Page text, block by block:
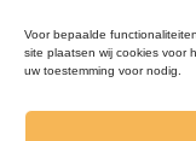
Voor bepaalde
site plaatsen wij cookies voor
uw toestemming voor nodig.